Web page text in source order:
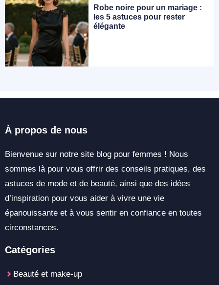
Robe noire pour un mariage :
les 5 astuces pour rester
élégante
À propos de nous
Bienvenue sur notre site blog pour femmes ! Nous
sommes là pour vous offrir des conseils pratiques, des
astuces de mode et de beauté, ainsi que des idées
d’inspiration pour vous aider à vivre une vie
épanouissante et à vous sentir en confiance en toutes
circonstances.
Catégories
Beauté et make-up